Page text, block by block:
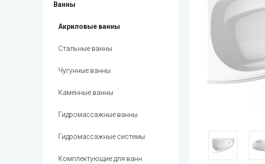
Ванны
Акриловые ванны
Стальные ванны
Чугунные ванны
Каменные ванны
Гидромассажные ванны
Гидромассажные системы
Комплектующие для ванн